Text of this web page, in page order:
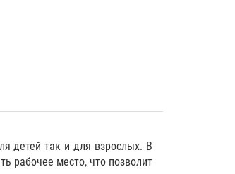
детей так и для взрослых. В
рабочее место, что позволит